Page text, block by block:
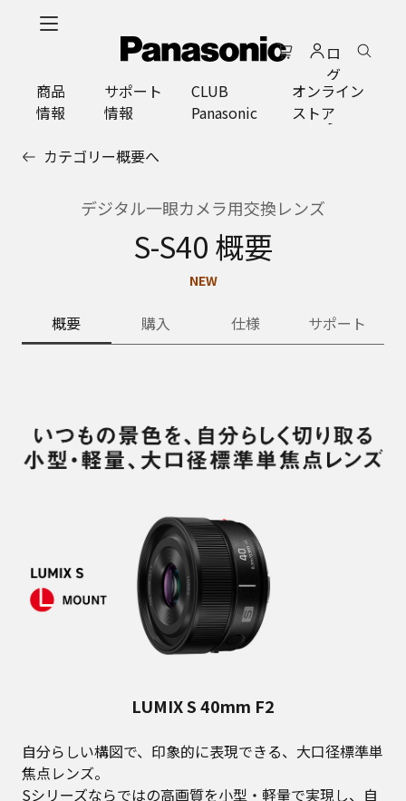
ロ
グ
イ
ン
商品
情報
サポート
情報
CLUB
Panasonic
オンライン
ストア
カテゴリー概要へ
デジタル一眼カメラ用交換レンズ
S-S40 概要
NEW
概要 購入 仕様 サポート
LUMIX S 40mm F2
自分らしい構図で、印象的に表現できる、大口径標準単
焦点レンズ。
Sシリーズならではの高画質を小型・軽量で実現し、自